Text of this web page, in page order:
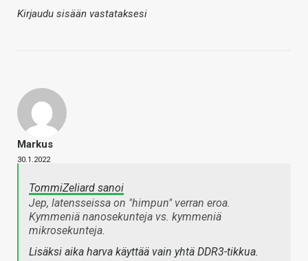
Kirjaudu sisään vastataksesi
Markus
30.1.2022
TommiZeliard sanoi
Jep, latensseissa on "himpun" verran eroa.
Kymmeniä nanosekunteja vs. kymmeniä
mikrosekunteja.
Lisäksi aika harva käyttää vain yhtä DDR3-tikkua.